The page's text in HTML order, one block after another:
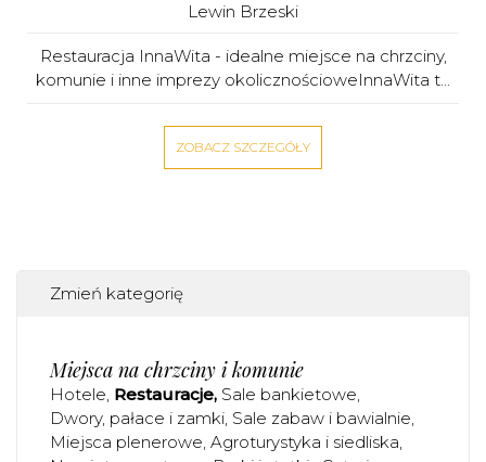
Lewin Brzeski
Restauracja InnaWita - idealne miejsce na chrzciny,
komunie i inne imprezy okolicznościoweInnaWita t...
ZOBACZ SZCZEGÓŁY
Zmień kategorię
Miejsca na chrzciny i komunie
Hotele Restauracje Sale bankietowe
Dwory, pałace i zamki Sale zabaw i bawialnie
Miejsca plenerowe Agroturystyka i siedliska